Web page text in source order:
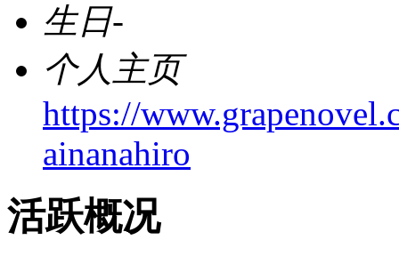
生日-
个人主页
https://
ainanahiro
活跃概况